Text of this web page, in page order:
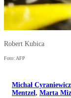
Robert Kubica
Foto: AFP
Michał Cyraniewicz
Mentzel, Marta